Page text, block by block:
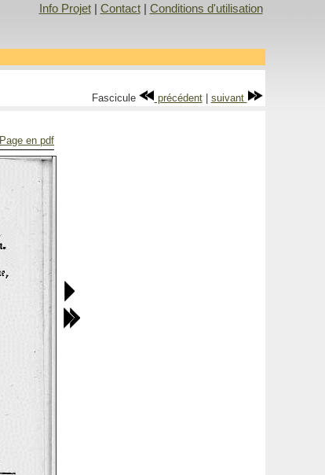
Info Projet| Contact| Conditions d'utilisation
Fascicule précédent| suivant
Page en pdf